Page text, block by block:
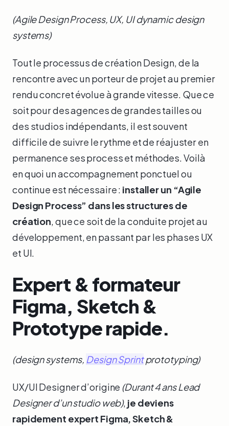
(Agile Design Process, UX, UI dynamic design
systems)
Tout le processus de création Design, de la
rencontre avec un porteur de projet au premier
rendu concret évolue à grande vitesse. Que ce
soit pour des agences de grandes tailles ou
des studios indépendants, il est souvent
difficile de suivre le rythme et de réajuster en
permanence ses process et méthodes. Voilà
en quoi un accompagnement ponctuel ou
continue est nécessaire : installer un “Agile
Design Process” dans les structures de
création , que ce soit de la conduite projet au
développement, en passant par les phases UX
et UI.
Expert & formateur
Figma, Sketch &
Prototype rapide.
(design systems, Design Sprintprototyping)
UX/UI Designer d’origine (Durant 4 ans Lead
Designer d’un studio web), je deviens
rapidement expert Figma, Sketch &